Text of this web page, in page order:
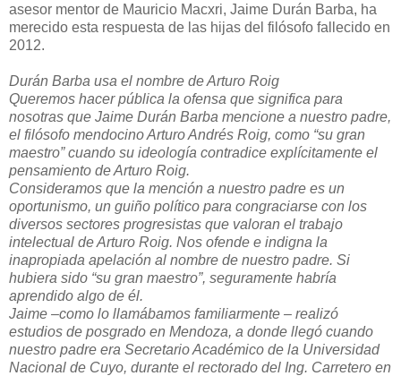
asesor mentor de Mauricio Macxri, Jaime Durán Barba, ha
merecido esta respuesta de las hijas del filósofo fallecido en
2012.
Durán Barba usa el nombre de Arturo Roig
Queremos hacer pública la ofensa que significa para
nosotras que Jaime Durán Barba mencione a nuestro padre,
el filósofo mendocino Arturo Andrés Roig, como “su gran
maestro” cuando su ideología contradice explícitamente el
pensamiento de Arturo Roig.
Consideramos que la mención a nuestro padre es un
oportunismo, un guiño político para congraciarse con los
diversos sectores progresistas que valoran el trabajo
intelectual de Arturo Roig. Nos ofende e indigna la
inapropiada apelación al nombre de nuestro padre. Si
hubiera sido “su gran maestro”, seguramente habría
aprendido algo de él.
Jaime –como lo llamábamos familiarmente – realizó
estudios de posgrado en Mendoza, a donde llegó cuando
nuestro padre era Secretario Académico de la Universidad
Nacional de Cuyo, durante el rectorado del Ing. Carretero en